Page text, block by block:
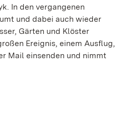
In den vergangenen
und dabei auch wieder
Gärten und Klöster
Ereignis, einem Ausflug,
Mail einsenden und nimmt